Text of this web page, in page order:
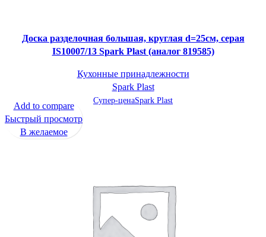
Доска разделочная большая, круглая d=25см, серая
IS10007/13 Spark Plast (аналог 819585)
Кухонные принадлежности
Spark Plast
Супер-ценаSpark Plast
Add to compare
Быстрый просмотр
В желаемое